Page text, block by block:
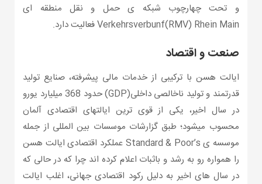
و تحت چهارچوب شبکه ی حمل و نقل منطقه ای
Verkehrsverbunf(RMV) Rhein Main فعالیت دارد.
صنعت و اقتصاد
ایالت هسن با ترکیبی از خدمات مالی پیشرفته، صنایع تولید
قدرتمند و تولید ناخالصی داخلی(GDP) حدود 368 میلیارد یورو
در سال اخیر، یکی از قوی ترین ایالتهای اقتصادی آلمان
محسوب میشود؛ طبق گزارشات موسسات بین المللی از جمله
موسسه ی Standard & Poor’s عملکرد اقتصادی ایالت هسن
را همواره رو به رشد و باثبات اعلام کرده اند چرا که در حالی که
در سال های اخیر به دلیل رکود اقتصادی جهانی، اغلب ایالت